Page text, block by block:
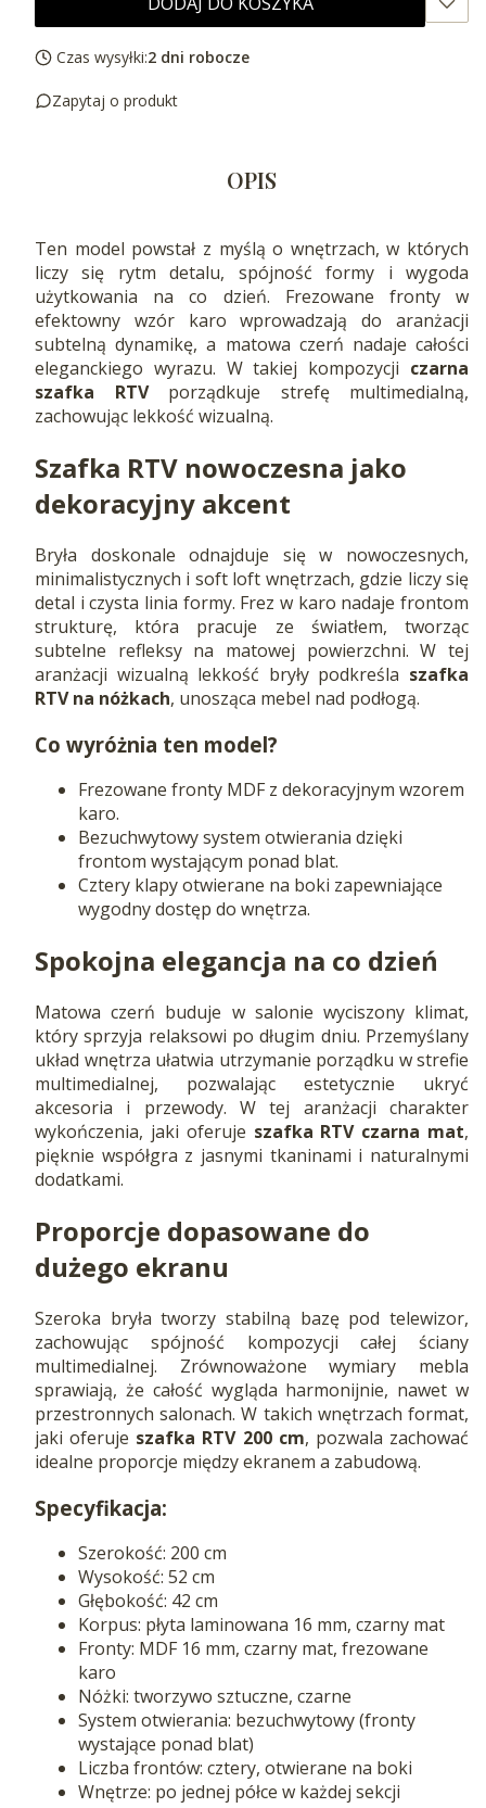
Czas wysyłki:2 dni robocze
Zapytaj o produkt
OPIS
Ten model powstał z myślą o wnętrzach, w których
liczy się rytm detalu, spójność formy i wygoda
użytkowania na co dzień. Frezowane fronty w
efektowny wzór karo wprowadzają do aranżacji
subtelną dynamikę, a matowa czerń nadaje całości
eleganckiego wyrazu. W takiej kompozycji czarna
szafka RTVporządkuje strefę multimedialną,
zachowując lekkość wizualną.
Szafka RTV nowoczesna jako
dekoracyjny akcent
Bryła doskonale odnajduje się w nowoczesnych,
minimalistycznych i soft loft wnętrzach, gdzie liczy się
detal i czysta linia formy. Frez w karo nadaje frontom
strukturę, która pracuje ze światłem, tworząc
subtelne refleksy na matowej powierzchni. W tej
aranżacji wizualną lekkość bryły podkreśla szafka
RTV na nóżkach, unosząca mebel nad podłogą.
Co wyróżnia ten model?
Frezowane fronty MDF z dekoracyjnym wzorem
karo.
Bezuchwytowy system otwierania dzięki
frontom wystającym ponad blat.
Cztery klapy otwierane na boki zapewniające
wygodny dostęp do wnętrza.
Spokojna elegancja na co dzień
Matowa czerń buduje w salonie wyciszony klimat,
który sprzyja relaksowi po długim dniu. Przemyślany
układ wnętrza ułatwia utrzymanie porządku w strefie
multimedialnej, pozwalając estetycznie ukryć
akcesoria i przewody. W tej aranżacji charakter
wykończenia, jaki oferuje szafka RTV czarna mat,
pięknie współgra z jasnymi tkaninami i naturalnymi
dodatkami.
Proporcje dopasowane do
dużego ekranu
Szeroka bryła tworzy stabilną bazę pod telewizor,
zachowując spójność kompozycji całej ściany
multimedialnej. Zrównoważone wymiary mebla
sprawiają, że całość wygląda harmonijnie, nawet w
przestronnych salonach. W takich wnętrzach format,
jaki oferuje szafka RTV 200 cm, pozwala zachować
idealne proporcje między ekranem a zabudową.
Specyfikacja:
Szerokość: 200 cm
Wysokość: 52 cm
Głębokość: 42 cm
Korpus: płyta laminowana 16 mm, czarny mat
Fronty: MDF 16 mm, czarny mat, frezowane
karo
Nóżki: tworzywo sztuczne, czarne
System otwierania: bezuchwytowy (fronty
wystające ponad blat)
Liczba frontów: cztery, otwierane na boki
Wnętrze: po jednej półce w każdej sekcji